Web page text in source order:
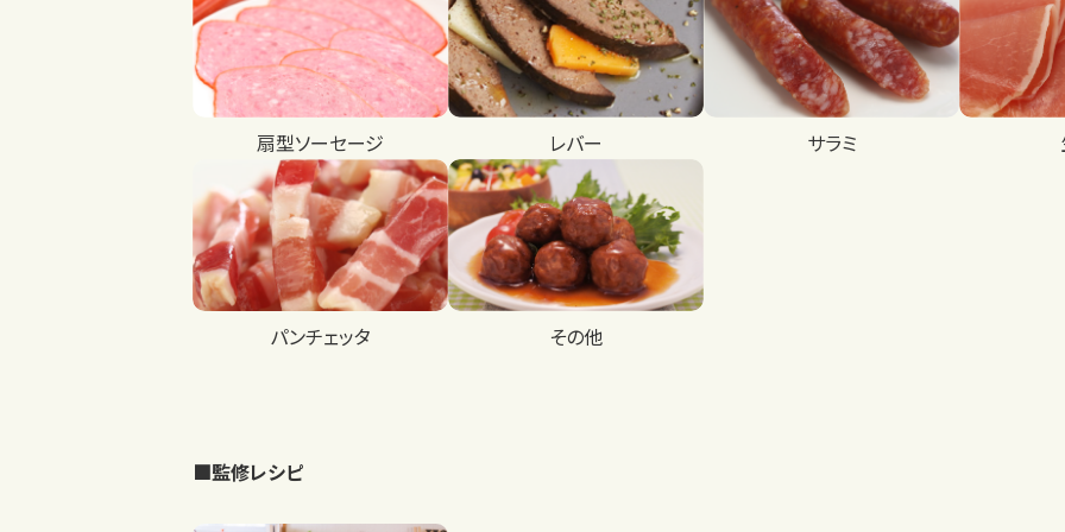
扇型ソーセージ レバー サラミ
パンチェッタ その他
■監修レシピ